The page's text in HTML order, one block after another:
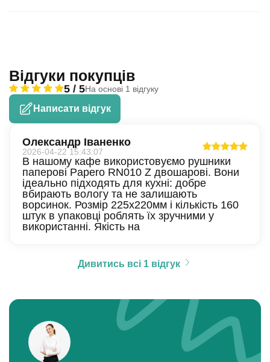
Відгуки покупців
5 / 5На основі 1 відгуку
Написати відгук
Олександр Іваненко
2026-04-22 15:43:07
В нашому кафе використовуємо рушники
паперові Papero RN010 Z двошарові. Вони
ідеально підходять для кухні: добре
вбирають вологу та не залишають
ворсинок. Розмір 225х220мм і кількість 160
штук в упаковці роблять їх зручними у
використанні. Якість на
Дивитись всі 1 відгук